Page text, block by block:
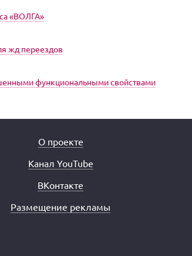
«ВОЛГА»
жд переездов
функциональными свойствами
О проекте
Канал YouTube
ВКонтакте
Размещение рекламы